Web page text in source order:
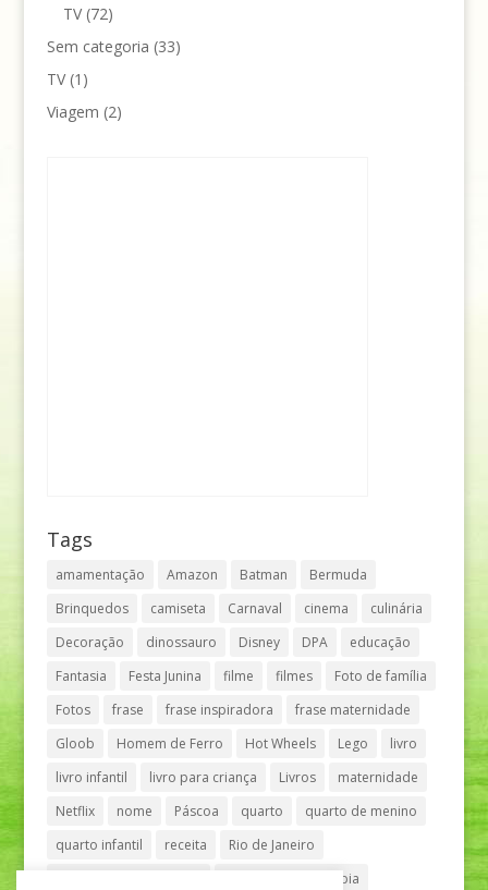
TV(72)
Sem categoria (33)
TV(1)
Viagem (2)
Tags
amamentação Amazon Batman
Bermuda
Brinquedos
camiseta Carnaval cinema
culinária
Decoração
dinossauro Disney DPA
educação
Fantasia
Festa Junina filme filmes
Foto de família
Fotos
frase frase inspiradora
frase maternidade
Gloob
Homem de Ferro Hot Wheels Lego
livro
livro infantil
livro para criança Livros
maternidade
Netflix
nome Páscoa quarto
quarto de menino
quarto infantil
receita
Rio de Janeiro
Shopping Vila Olímpia